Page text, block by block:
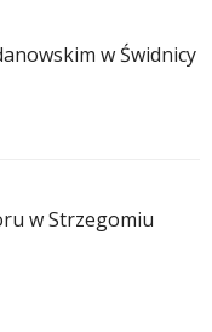
w Świdnicy
w Strzegomiu